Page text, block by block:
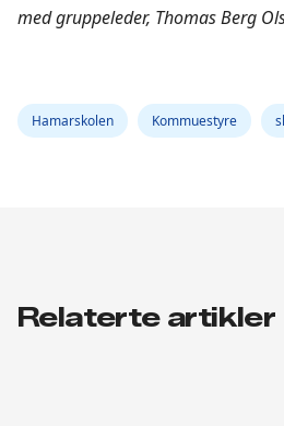
med gruppeleder, Thomas Berg
Hamarskolen Kommuestyre
Relaterte artikler